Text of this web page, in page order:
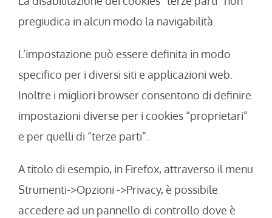
pregiudica in alcun modo la navigabilità.
L’impostazione può essere definita in modo
specifico per i diversi siti e applicazioni web.
Inoltre i migliori browser consentono di definire
impostazioni diverse per i cookies “proprietari”
e per quelli di “terze parti”.
A titolo di esempio, in Firefox, attraverso il menu
Strumenti->Opzioni ->Privacy, è possibile
accedere ad un pannello di controllo dove è